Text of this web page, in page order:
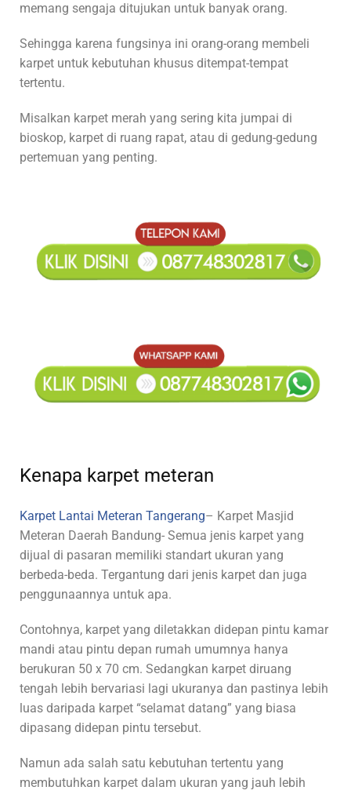
memang sengaja ditujukan untuk banyak orang.
Sehingga karena fungsinya ini orang-orang membeli
karpet untuk kebutuhan khusus ditempat-tempat
tertentu.
Misalkan karpet merah yang sering kita jumpai di
bioskop, karpet di ruang rapat, atau di gedung-gedung
pertemuan yang penting.
Kenapa karpet meteran
Karpet Lantai Meteran Tangerang– Karpet Masjid
Meteran Daerah Bandung- Semua jenis karpet yang
dijual di pasaran memiliki standart ukuran yang
berbeda-beda. Tergantung dari jenis karpet dan juga
penggunaannya untuk apa.
Contohnya, karpet yang diletakkan didepan pintu kamar
mandi atau pintu depan rumah umumnya hanya
berukuran 50 x 70 cm. Sedangkan karpet diruang
tengah lebih bervariasi lagi ukuranya dan pastinya lebih
luas daripada karpet “selamat datang” yang biasa
dipasang didepan pintu tersebut.
Namun ada salah satu kebutuhan tertentu yang
membutuhkan karpet dalam ukuran yang jauh lebih